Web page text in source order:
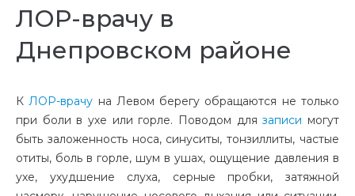
ЛОР-врачу в
Днепровском районе
К ЛОР-врачу на Левом берегу обращаются не только
при боли в ухе или горле. Поводом для записи могут
быть заложенность носа, синуситы, тонзиллиты, частые
отиты, боль в горле, шум в ушах, ощущение давления в
ухе, ухудшение слуха, серные пробки, затяжной